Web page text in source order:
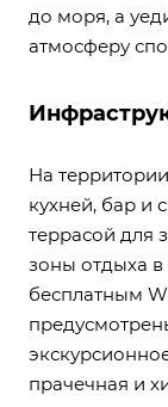
до моря, а
атмосферу
На
кухней, бар и
террасой для
зоны отдыха в
бесплатным
прачечная и